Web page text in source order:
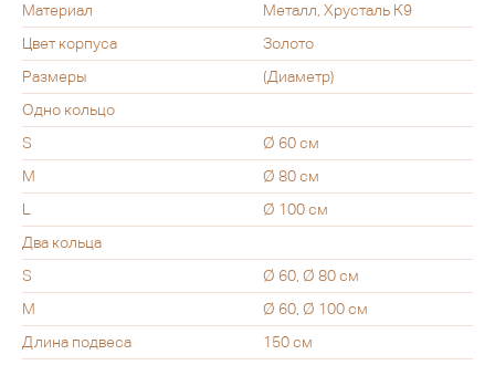
Материал
Металл, Хрусталь К9
Цвет корпуса
Золото
Размеры
(Диаметр)
Одно кольцо
S
Ø 60 см
M
Ø 80 см
L
Ø 100 см
Два кольца
S
Ø 60, Ø 80 см
M
Ø 60, Ø 100 см
Длина подвеса
150 см